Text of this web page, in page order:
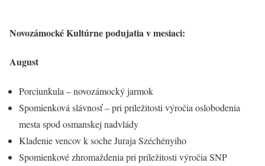
Novozámocké Kultúrne podujatia v mesiaci:
August
Porciunkula – novozámocký jarmok
Spomienková slávnosť – pri príležitosti výročia oslobodenia
mesta spod osmanskej nadvlády
Kladenie vencov k soche Juraja Széchényiho
Spomienkové zhromaždenia pri príležitosti výročia SNP